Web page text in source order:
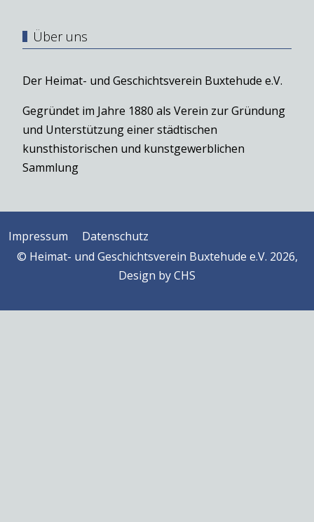
Über uns
Der Heimat- und Geschichtsverein Buxtehude e.V.
Gegründet im Jahre 1880 als Verein zur Gründung
und Unterstützung einer städtischen
kunsthistorischen und kunstgewerblichen
Sammlung
Impressum
Datenschutz
© Heimat- und Geschichtsverein Buxtehude e.V. 2026,
Design byCHS